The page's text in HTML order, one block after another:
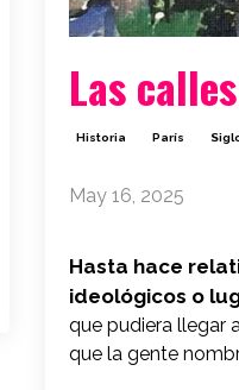
Las
Historia París
May 16, 2025
Hasta hace
ideológicos o
que pudiera llegar
que la gente